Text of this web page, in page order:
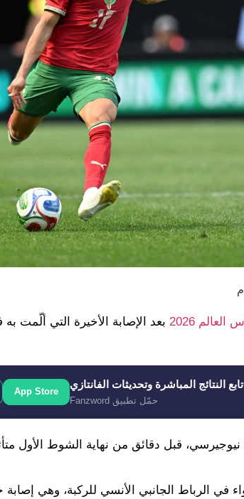
العالم 2026
بعد الإصابة الأخيرة التي ألّمت به
تابع النتائج المباشرة وتحديثات الفانتازي
حمّل تطبيق Fanzword
App Store
نيوجيرسي، قبل دقائق من نهاية الشوط الأول
في الرباط الجانبي الأنسي للركبة، وهي